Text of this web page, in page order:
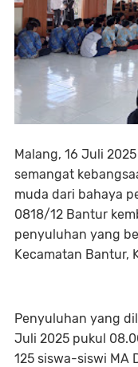
Malang, 16 Juli
semangat
muda dari bahaya
0818/12 Bantur
penyuluhan yang
Kecamatan Bantur,
Penyuluhan yang
Juli 2025 pukul
125 siswa-siswi MA